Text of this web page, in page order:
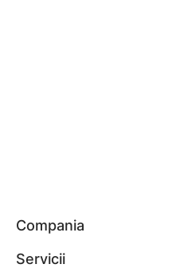
Compania
Servicii